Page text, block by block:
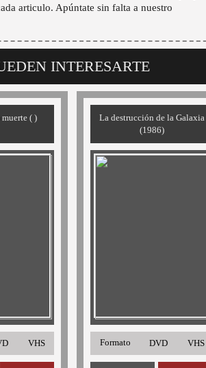
articulo. Apúntate sin falta a nuestro
INTERESARTE
( )
VHS
La destrucción de la Galaxia
(1986)
Formato DVD VHS